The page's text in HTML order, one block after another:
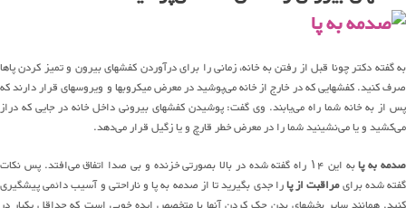
به گفته دکتر چونا قبل از رفتن به خانه، زمانی را برای درآوردن کفشهای بیرون و تمیز کردن پاها
صرف کنید. کفشهایی که در خارج از خانه می‌پوشید در معرض میکروبها و ویروسهای قرار دارند که
پس از به خانه شما راه می‌یابند. وی گفت: پوشیدن کفشهای بیرونی داخل خانه در جایی که دراز
می‌کشید و یا می‌نشینید شما را در معرض خطر قارچ و یا زگیل قرار می‌دهد.
صدمه به پا
به این ۱۴ راه گفته شده در بالا بصورتی خزنده و بی صدا اتفاق می‌افتد. پس نکات
گفته شده برایمراقبت از پارا جدی بگیرید تا از صدمه به پا و ناراحتی و آسیب دائمی پیشگیری